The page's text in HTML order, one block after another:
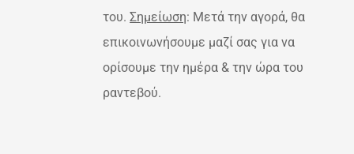
του.Σημείωση: Μετά την αγορά, θα
επικοινωνήσουμε μαζί σας για να
ορίσουμε την ημέρα & την ώρα του
ραντεβού.